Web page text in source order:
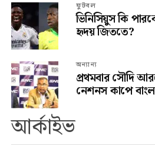
ফুটবল
ভিনিসিয়ুস কি
হৃদয় জিততে?
অন্যান্য
প্রথমবার সৌদি
নেশনস কাপে
আর্কাইভ